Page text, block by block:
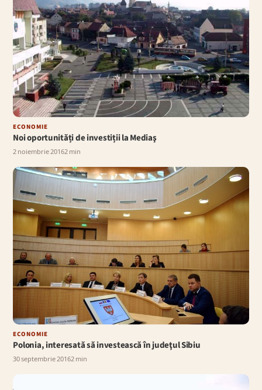
ECONOMIE
Noi oportunități de investiții la Mediaş
2 noiembrie 20162 min
ECONOMIE
Polonia, interesată să investească în judeţul Sibiu
30 septembrie 20162 min